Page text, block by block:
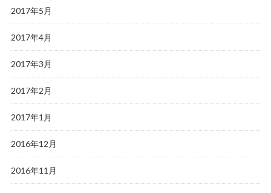
2017年5月
2017年4月
2017年3月
2017年2月
2017年1月
2016年12月
2016年11月